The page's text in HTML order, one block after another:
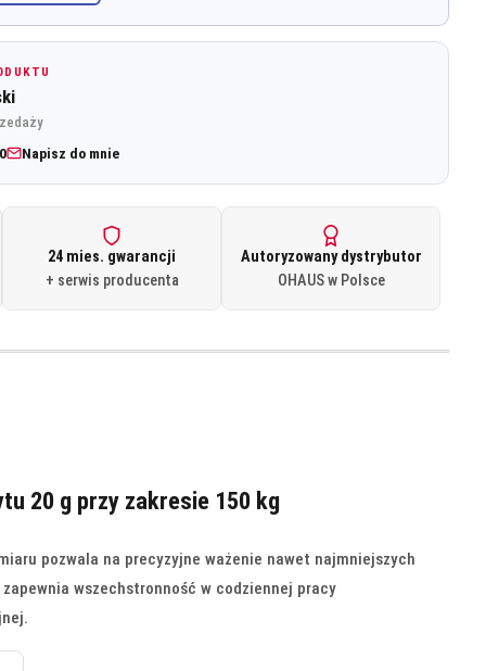
20 g przy zakresie 150 kg
pozwala na precyzyjne ważenie nawet najmniejszych
wszechstronność w codziennej pracy
Napisz do mnie
24 mies. gwarancji
+ serwis producenta
Autoryzowany dystrybutor
OHAUS w Polsce